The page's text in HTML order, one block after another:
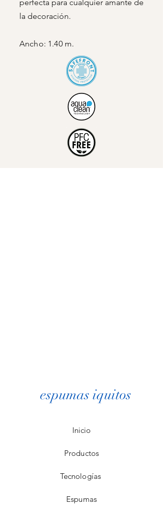
perfecta para cualquier amante de
la decoración.
Ancho: 1.40 m.
espumas iquitos
Inicio
Productos
Tecnologías
Espumas